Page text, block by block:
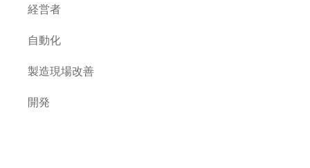
経営者
自動化
製造現場改善
開発